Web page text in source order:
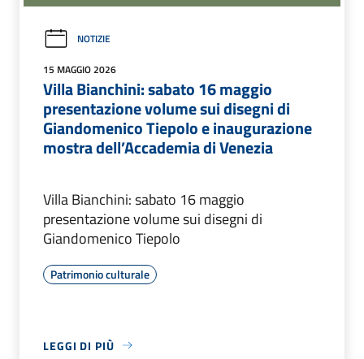
NOTIZIE
15 MAGGIO 2026
Villa Bianchini: sabato 16 maggio
presentazione volume sui disegni di
Giandomenico Tiepolo e inaugurazione
mostra dell’Accademia di Venezia
Villa Bianchini: sabato 16 maggio
presentazione volume sui disegni di
Giandomenico Tiepolo
Patrimonio culturale
LEGGI DI PIÙ